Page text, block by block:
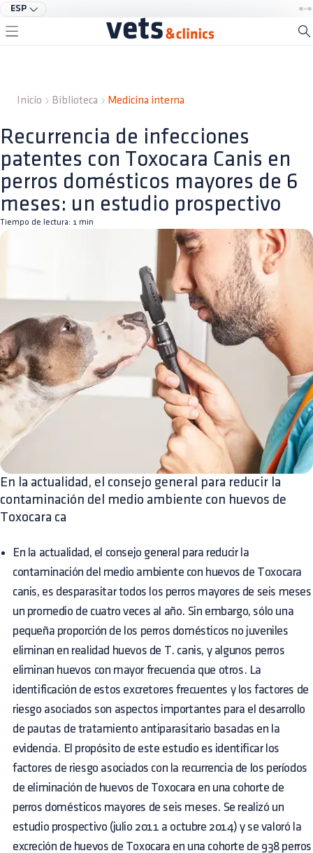
ESP
Inicio Biblioteca Medicina interna
Recurrencia de infecciones
patentes con Toxocara Canis en
perros domésticos mayores de 6
meses: un estudio prospectivo
Tiempo de lectura: 1 min
En la actualidad, el consejo general para reducir la
contaminación del medio ambiente con huevos de
Toxocara ca
En la actualidad, el consejo general para reducir la
contaminación del medio ambiente con huevos de Toxocara
canis, es desparasitar todos los perros mayores de seis meses
un promedio de cuatro veces al año. Sin embargo, sólo una
pequeña proporción de los perros domésticos no juveniles
eliminan en realidad huevos de T. canis, y algunos perros
eliminan huevos con mayor frecuencia que otros. La
identificación de estos excretores frecuentes y los factores de
riesgo asociados son aspectos importantes para el desarrollo
de pautas de tratamiento antiparasitario basadas en la
evidencia. El propósito de este estudio es identificar los
factores de riesgo asociados con la recurrencia de los períodos
de eliminación de huevos de Toxocara en una cohorte de
perros domésticos mayores de seis meses. Se realizó un
estudio prospectivo (julio 2011 a octubre 2014) y se valoró la
excreción de huevos de Toxocara en una cohorte de 938 perros